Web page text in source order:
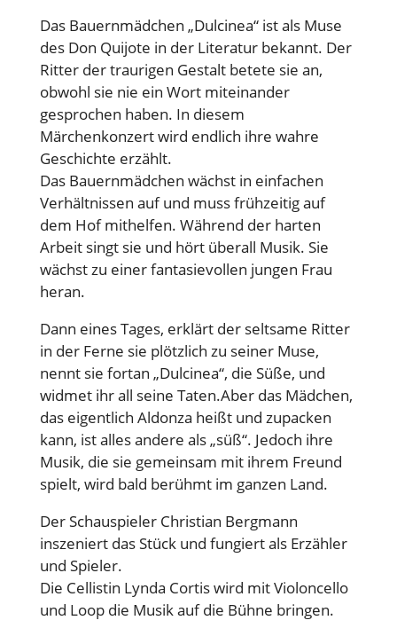
Das Bauernmädchen „Dulcinea“ ist als Muse
des Don Quijote in der Literatur bekannt. Der
Ritter der traurigen Gestalt betete sie an,
obwohl sie nie ein Wort miteinander
gesprochen haben. In diesem
Märchenkonzert wird endlich ihre wahre
Geschichte erzählt.
Das Bauernmädchen wächst in einfachen
Verhältnissen auf und muss frühzeitig auf
dem Hof mithelfen. Während der harten
Arbeit singt sie und hört überall Musik. Sie
wächst zu einer fantasievollen jungen Frau
heran.
Dann eines Tages, erklärt der seltsame Ritter
in der Ferne sie plötzlich zu seiner Muse,
nennt sie fortan „Dulcinea“, die Süße, und
widmet ihr all seine Taten.Aber das Mädchen,
das eigentlich Aldonza heißt und zupacken
kann, ist alles andere als „süß“. Jedoch ihre
Musik, die sie gemeinsam mit ihrem Freund
spielt, wird bald berühmt im ganzen Land.
Der Schauspieler Christian Bergmann
inszeniert das Stück und fungiert als Erzähler
und Spieler.
Die Cellistin Lynda Cortis wird mit Violoncello
und Loop die Musik auf die Bühne bringen.